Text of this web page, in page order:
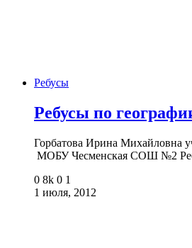
Ребусы
Ребусы по
Горбатова Ирина Михайловна
МОБУ Чесменская СОШ №2
0 8k 0 1
1 июля, 2012